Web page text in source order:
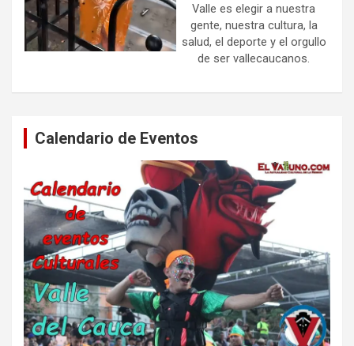
Valle es elegir a nuestra
gente, nuestra cultura, la
salud, el deporte y el orgullo
de ser vallecaucanos.
Calendario de Eventos